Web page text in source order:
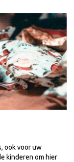
ook voor uw
kinderen om hier